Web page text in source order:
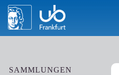
SAMMLUNGEN